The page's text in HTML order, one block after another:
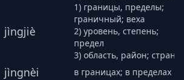
jìngjiè
1) границы, пределы;
граничный; веха
2) уровень, степень;
предел
3) область, район; страна
jìngnèi в границах; в пределах